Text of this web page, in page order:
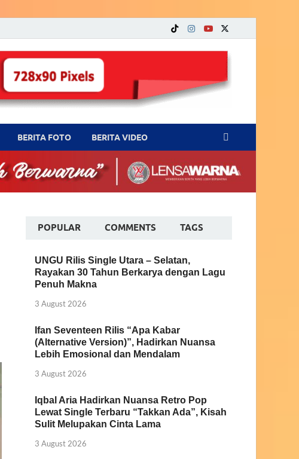
BERITA FOTO BERITA VIDEO
POPULAR COMMENTS TAGS
UNGU Rilis Single Utara – Selatan,
Rayakan 30 Tahun Berkarya dengan Lagu
Penuh Makna
3 August 2026
Ifan Seventeen Rilis “Apa Kabar
(Alternative Version)”, Hadirkan Nuansa
Lebih Emosional dan Mendalam
3 August 2026
Iqbal Aria Hadirkan Nuansa Retro Pop
Lewat Single Terbaru “Takkan Ada”, Kisah
Sulit Melupakan Cinta Lama
3 August 2026